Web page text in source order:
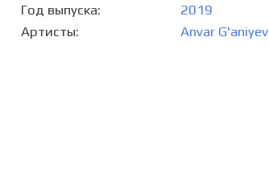
Год выпуска
2019
Артисты
Anvar G'aniyev